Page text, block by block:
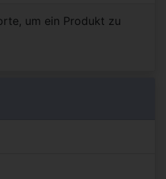
um ein Produkt zu